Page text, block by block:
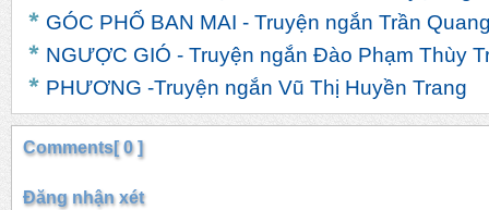
GÓC PHỐ BAN MAI - Truyện ngắn Trần
NGƯỢC GIÓ - Truyện ngắn Đào Phạm Thùy
PHƯƠNG -Truyện ngắn Vũ Thị Huyền Trang
Comments[ 0 ]
Đăng nhận xét